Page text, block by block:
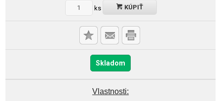
ks KÚPIŤ
Skladom
Vlastnosti: